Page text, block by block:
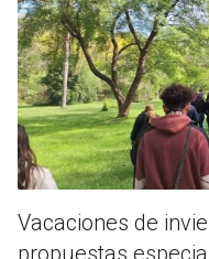
Vacaciones de
propuestas